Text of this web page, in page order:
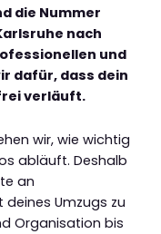
die Nummer
nach
und
dafür, dass dein
verläuft.
wir, wie wichtig
abläuft. Deshalb
an
Umzugs zu
Organisation bis